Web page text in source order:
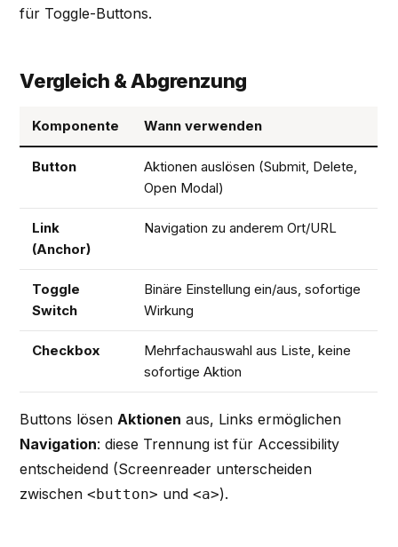
für Toggle-Buttons.
Vergleich & Abgrenzung
Komponente Wann verwenden
Button
Aktionen auslösen (Submit, Delete,
Open Modal)
Link
(Anchor)
Navigation zu anderem Ort/URL
Toggle
Switch
Binäre Einstellung ein/aus, sofortige
Wirkung
Checkbox
Mehrfachauswahl aus Liste, keine
sofortige Aktion
Buttons lösen Aktionen aus, Links ermöglichen
Navigation: diese Trennung ist für Accessibility
entscheidend (Screenreader unterscheiden
zwischen<button> und<a>).